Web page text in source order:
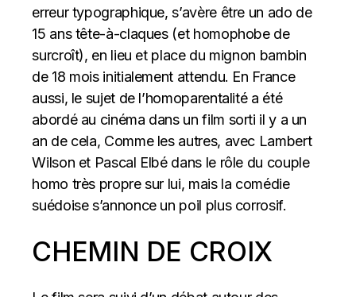
erreur typographique, s’avère être un ado de
15 ans tête-à-claques (et homophobe de
surcroît), en lieu et place du mignon bambin
de 18 mois initialement attendu. En France
aussi, le sujet de l’homoparentalité a été
abordé au cinéma dans un film sorti il y a un
an de cela, Comme les autres, avec Lambert
Wilson et Pascal Elbé dans le rôle du couple
homo très propre sur lui, mais la comédie
suédoise s’annonce un poil plus corrosif.
CHEMIN DE CROIX